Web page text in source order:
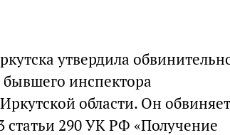
утвердила
инспектора
области. Он
статьи 290 УК РФ «Получение